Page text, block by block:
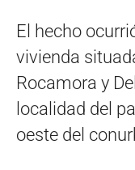
El hecho
vivienda
Rocamora y
localidad del
oeste del